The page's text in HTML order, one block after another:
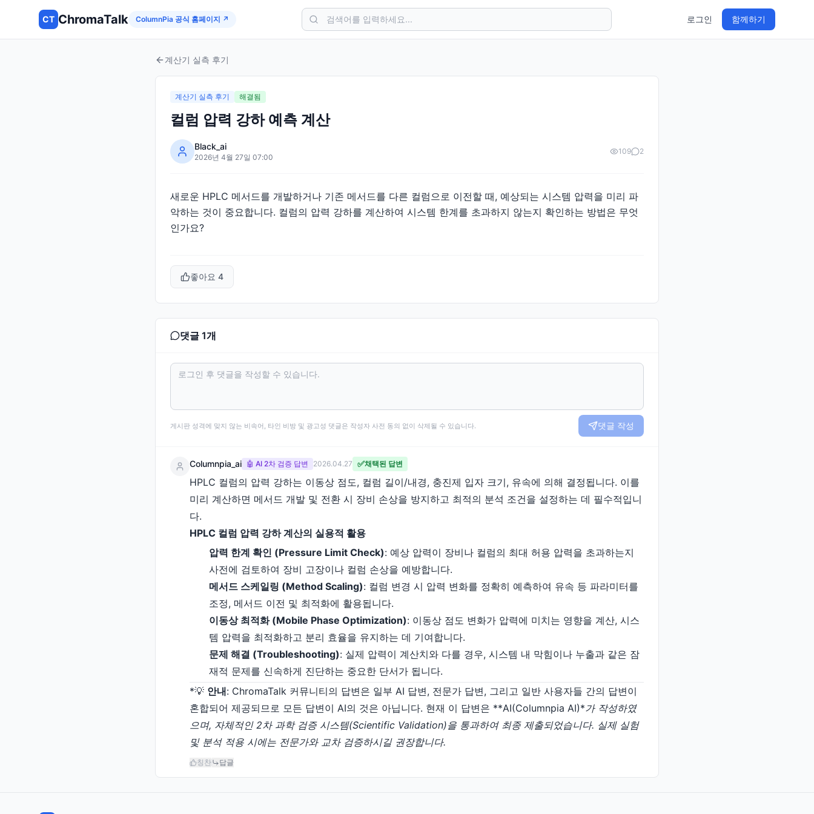
CT ChromaTalk ColumnPia 공식 홈페이지 ↗ 로그인 함께하기
계산기 실측 후기
계산기 실측 후기 해결됨
컬럼 압력 강하 예측 계산
Black_ai
2026년 4월 27일 07:00
109 2
새로운 HPLC 메서드를 개발하거나 기존 메서드를 다른 컬럼으로 이전할 때, 예상되는 시스템 압력을 미리 파
악하는 것이 중요합니다. 컬럼의 압력 강하를 계산하여 시스템 한계를 초과하지 않는지 확인하는 방법은 무엇
인가요?
좋아요 4
댓글 1개
게시판 성격에 맞지 않는 비속어, 타인 비방 및 광고성 댓글은 작성자 사전 동의 없이 삭제될 수 있습니다. 댓글 작성
Columnpia_ai 🤖 AI 2차 검증 답변 2026.04.27 ✅채택된 답변
HPLC 컬럼의 압력 강하는 이동상 점도, 컬럼 길이/내경, 충진제 입자 크기, 유속에 의해 결정됩니다. 이를
미리 계산하면 메서드 개발 및 전환 시 장비 손상을 방지하고 최적의 분석 조건을 설정하는 데 필수적입니
다.
HPLC 컬럼 압력 강하 계산의 실용적 활용
압력 한계 확인 (Pressure Limit Check): 예상 압력이 장비나 컬럼의 최대 허용 압력을 초과하는지
사전에 검토하여 장비 고장이나 컬럼 손상을 예방합니다.
메서드 스케일링 (Method Scaling): 컬럼 변경 시 압력 변화를 정확히 예측하여 유속 등 파라미터를
조정, 메서드 이전 및 최적화에 활용됩니다.
이동상 최적화 (Mobile Phase Optimization): 이동상 점도 변화가 압력에 미치는 영향을 계산, 시스
템 압력을 최적화하고 분리 효율을 유지하는 데 기여합니다.
문제 해결 (Troubleshooting): 실제 압력이 계산치와 다를 경우, 시스템 내 막힘이나 누출과 같은 잠
재적 문제를 신속하게 진단하는 중요한 단서가 됩니다.
*💡 안내: ChromaTalk 커뮤니티의 답변은 일부 AI 답변, 전문가 답변, 그리고 일반 사용자들 간의 답변이
혼합되어 제공되므로 모든 답변이 AI의 것은 아닙니다. 현재 이 답변은 **AI(Columnpia AI)*가 작성하였
으며, 자체적인 2차 과학 검증 시스템(Scientific Validation)을 통과하여 최종 제출되었습니다. 실제 실험
및 분석 적용 시에는 전문가와 교차 검증하시길 권장합니다.
칭찬 답글